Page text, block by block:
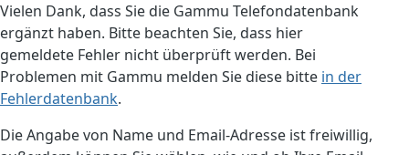
Vielen Dank, dass Sie die Gammu Telefondatenbank
ergänzt haben. Bitte beachten Sie, dass hier
gemeldete Fehler nicht überprüft werden. Bei
Problemen mit Gammu melden Sie diese bitte in der
Fehlerdatenbank.
Die Angabe von Name und Email-Adresse ist freiwillig,